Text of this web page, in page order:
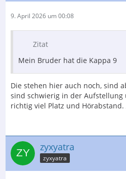
9. April 2026 um 00:08
Zitat
Mein Bruder hat die Kappa 9
Die stehen hier auch noch, sind
sind schwierig in der Aufstellung
richtig viel Platz und
zyxyatra
zyxyatra